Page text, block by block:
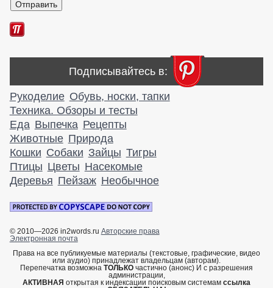
Подписывайтесь в:
Рукоделие Обувь, носки, тапки
Техника. Обзоры и тесты
Еда Выпечка Рецепты
Животные Природа
Кошки Собаки Зайцы Тигры
Птицы Цветы Насекомые
Деревья Пейзаж Необычное
© 2010—2026 in2words.ru Авторские права
Электронная почта
Права на все публикуемые материалы (текстовые, графические, видео
или аудио) принадлежат владельцам (авторам).
Перепечатка возможна ТОЛЬКО частично (анонс) И с разрешения
администрации,
АКТИВНАЯ открытая к индексации поисковым системам ссылка